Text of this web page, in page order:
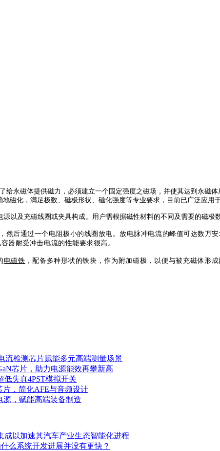
给永磁体提供磁力，必须建立一个固定强度之磁场，并使其达到永磁体
磁化，满足极数、磁极形状、磁化强度等专业要求，目前已广泛应用
以及充磁线圈或夹具构成。用户需根据磁性材料的不同及需要的磁
然后通过一个电阻极小的线圈放电。放电脉冲电流的峰值可达数万
器耐受冲击电流的性能要求很高。
电磁铁 ，配备多种形状的铁块，作为附加磁极，以便与被充磁体形
流检测芯片赋能多元高端测量场景
芯片，助力电源能效再攀新高
低失真4PST模拟开关
片，简化AFE与音频设计
源，赋能高端装备制造
成以加速其汽车产业生态智能化进程
么系统开发进展并没有更快？